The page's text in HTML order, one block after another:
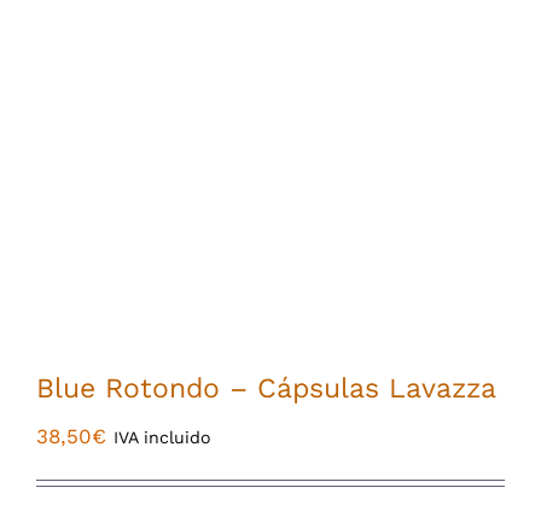
Blue Rotondo – Cápsulas Lavazza
38,50€ IVA incluido